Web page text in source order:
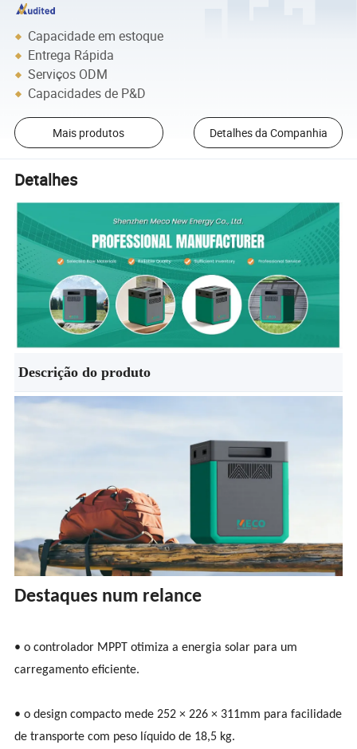
Capacidade em estoque
Entrega Rápida
Serviços ODM
Capacidades de P&D
Mais produtos Detalhes da Companhia
Detalhes
Descrição do produto
Destaques num relance
• o controlador MPPT otimiza a energia solar para um
carregamento eficiente.
• o design compacto mede 252 × 226 × 311mm para facilidade
de transporte com peso líquido de 18,5 kg.